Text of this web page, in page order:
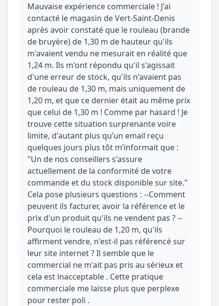
Mauvaise expérience commerciale ! J'ai
contacté le magasin de Vert-Saint-Denis
après avoir constaté que le rouleau (brande
de bruyère) de 1,30 m de hauteur qu'ils
m'avaient vendu ne mesurait en réalité que
1,24 m. Ils m'ont répondu qu'il s'agissait
d'une erreur de stock, qu'ils n'avaient pas
de rouleau de 1,30 m, mais uniquement de
1,20 m, et que ce dernier était au même prix
que celui de 1,30 m ! Comme par hasard ! Je
trouve cette situation surprenante voire
limite, d'autant plus qu’un email reçu
quelques jours plus tôt m’informait que :
"Un de nos conseillers s'assure
actuellement de la conformité de votre
commande et du stock disponible sur site."
Cela pose plusieurs questions : --Comment
peuvent ils facturer, avoir la référence et le
prix d'un produit qu'ils ne vendent pas ? --
Pourquoi le rouleau de 1,20 m, qu'ils
affirment vendre, n'est-il pas référencé sur
leur site internet ? Il semble que le
commercial ne m'ait pas pris au sérieux et
cela est inacceptable . Cette pratique
commerciale me laisse plus que perplexe
pour rester poli .